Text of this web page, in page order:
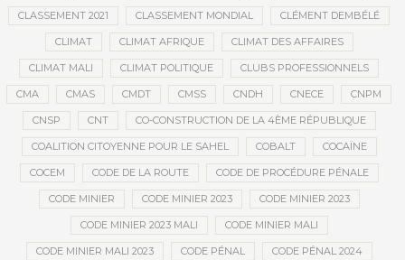
CLASSEMENT 2021 CLASSEMENT MONDIAL CLÉMENT DEMBÉLÉ
CLIMAT CLIMAT AFRIQUE CLIMAT DES AFFAIRES
CLIMAT MALI CLIMAT POLITIQUE CLUBS PROFESSIONNELS
CMA CMAS CMDT CMSS CNDH CNECE CNPM
CNSP CNT CO-CONSTRUCTION DE LA 4ÈME RÉPUBLIQUE
COALITION CITOYENNE POUR LE SAHEL COBALT COCAÏNE
COCEM CODE DE LA ROUTE CODE DE PROCÉDURE PÉNALE
CODE MINIER CODE MINIER 2023 CODE MINIER 2023
CODE MINIER 2023 MALI CODE MINIER MALI
CODE MINIER MALI 2023 CODE PÉNAL CODE PÉNAL 2024